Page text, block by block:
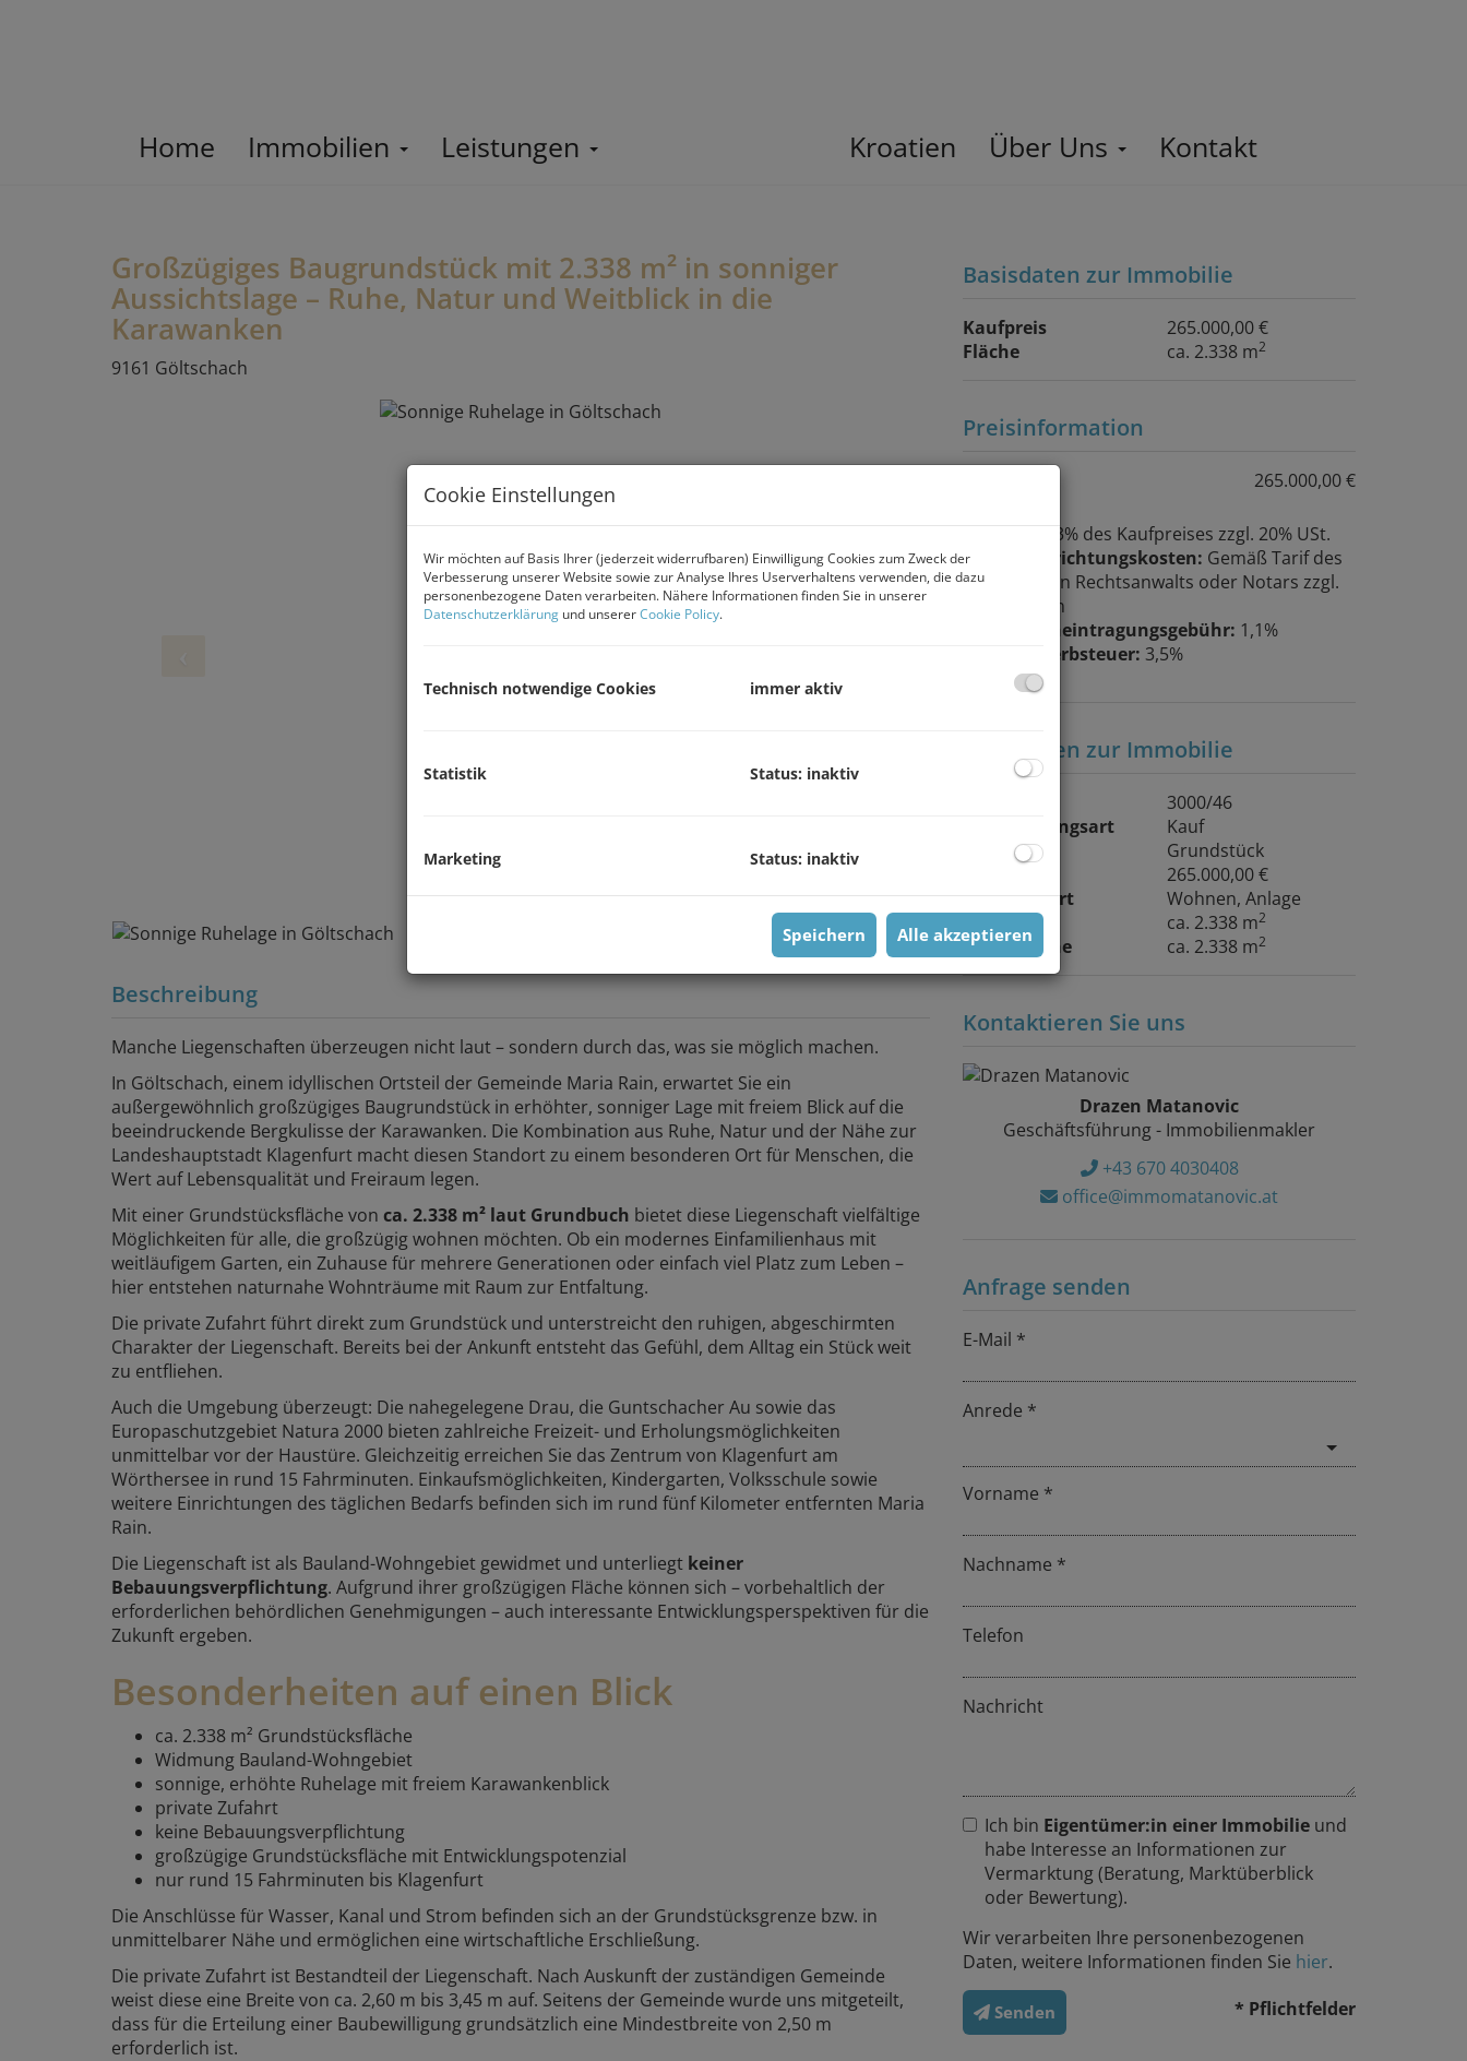
Home Immobilien Leistungen Kroatien Über Uns Kontakt
Großzügiges Baugrundstück mit 2.338 m² in sonniger
Aussichtslage – Ruhe, Natur und Weitblick in die
Karawanken
9161 Göltschach
Weitblick auf die Karawanken
Beschreibung
Manche Liegenschaften überzeugen nicht laut – sondern durch das, was sie möglich machen.
In Göltschach, einem idyllischen Ortsteil der Gemeinde Maria Rain, erwartet Sie ein
außergewöhnlich großzügiges Baugrundstück in erhöhter, sonniger Lage mit freiem Blick auf die
beeindruckende Bergkulisse der Karawanken. Die Kombination aus Ruhe, Natur und der Nähe zur
Landeshauptstadt Klagenfurt macht diesen Standort zu einem besonderen Ort für Menschen, die
Wert auf Lebensqualität und Freiraum legen.
Mit einer Grundstücksfläche von ca. 2.338 m² laut Grundbuch bietet diese Liegenschaft vielfältige
Möglichkeiten für alle, die großzügig wohnen möchten. Ob ein modernes Einfamilienhaus mit
weitläufigem Garten, ein Zuhause für mehrere Generationen oder einfach viel Platz zum Leben –
hier entstehen naturnahe Wohnträume mit Raum zur Entfaltung.
Die private Zufahrt führt direkt zum Grundstück und unterstreicht den ruhigen, abgeschirmten
Charakter der Liegenschaft. Bereits bei der Ankunft entsteht das Gefühl, dem Alltag ein Stück weit
zu entfliehen.
Auch die Umgebung überzeugt: Die nahegelegene Drau, die Guntschacher Au sowie das
Europaschutzgebiet Natura 2000 bieten zahlreiche Freizeit- und Erholungsmöglichkeiten
unmittelbar vor der Haustüre. Gleichzeitig erreichen Sie das Zentrum von Klagenfurt am
Wörthersee in rund 15 Fahrminuten. Einkaufsmöglichkeiten, Kindergarten, Volksschule sowie
weitere Einrichtungen des täglichen Bedarfs befinden sich im rund fünf Kilometer entfernten Maria
Rain.
Die Liegenschaft ist als Bauland-Wohngebiet gewidmet und unterliegt keiner
Bebauungsverpflichtung. Aufgrund ihrer großzügigen Fläche können sich – vorbehaltlich der
erforderlichen behördlichen Genehmigungen – auch interessante Entwicklungsperspektiven für die
Zukunft ergeben.
Besonderheiten auf einen Blick
ca. 2.338 m² Grundstücksfläche
Widmung Bauland-Wohngebiet
sonnige, erhöhte Ruhelage mit freiem Karawankenblick
private Zufahrt
keine Bebauungsverpflichtung
großzügige Grundstücksfläche mit Entwicklungspotenzial
nur rund 15 Fahrminuten bis Klagenfurt
Die Anschlüsse für Wasser, Kanal und Strom befinden sich an der Grundstücksgrenze bzw. in
unmittelbarer Nähe und ermöglichen eine wirtschaftliche Erschließung.
Die private Zufahrt ist Bestandteil der Liegenschaft. Nach Auskunft der zuständigen Gemeinde
weist diese eine Breite von ca. 2,60 m bis 3,45 m auf. Seitens der Gemeinde wurde uns mitgeteilt,
dass für die Erteilung einer Baubewilligung grundsätzlich eine Mindestbreite von 2,50 m
erforderlich ist.
Basisdaten zur Immobilie
Kaufpreis
265.000,00 €
Fläche
ca. 2.338 m2
Preisinformation
265.000,00 €
Provision:3% des Kaufpreises zzgl. 20% USt.
Vertragserrichtungskosten: Gemäß Tarif des
beauftragten Rechtsanwalts oder Notars zzgl.
Barauslagen
Grundbucheintragungsgebühr: 1,1%
Grunderwerbsteuer: 3,5%
Basisdaten zur Immobilie
3000/46
Vermarktungsart
Kauf
Objektart
Grundstück
265.000,00 €
Nutzungsart
Wohnen Anlage
ca. 2.338 m2
Grundfläche ca. 2.338 m2
Kontaktieren Sie uns
Drazen Matanovic
Geschäftsführung - Immobilienmakler
+43 670 4030408
office@immomatanovic.at
Anfrage senden
E-Mail
Anrede
Vorname
Nachname
Telefon
Nachricht
Ich bin Eigentümer:in einer Immobilie und
habe Interesse an Informationen zur
Vermarktung (Beratung, Marktüberblick
oder Bewertung).
Wir verarbeiten Ihre personenbezogenen
Daten, weitere Informationen finden Sie hier.
Senden * Pflichtfelder
Cookie Einstellungen
Wir möchten auf Basis Ihrer (jederzeit widerrufbaren) Einwilligung Cookies zum Zweck der
Verbesserung unserer Website sowie zur Analyse Ihres Userverhaltens verwenden, die dazu
personenbezogene Daten verarbeiten. Nähere Informationen finden Sie in unserer
Datenschutzerklärung und unsererCookie Policy.
Technisch notwendige Cookies immer aktiv
Statistik Status: inaktiv
Marketing Status: inaktiv
Speichern Alle akzeptieren